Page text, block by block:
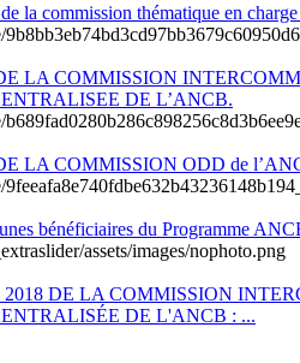
la commission thématique en
LA COMMISSION
DE L’ANCB.
LA COMMISSION ODD de
bénéficiaires du Programme
2018 DE LA COMMISSION
DE L'ANCB : ...